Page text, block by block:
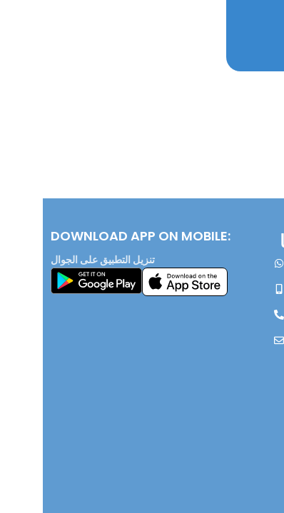
DOWNLOAD APP ON MOBILE:
تنزيل التطبيق على الجوال